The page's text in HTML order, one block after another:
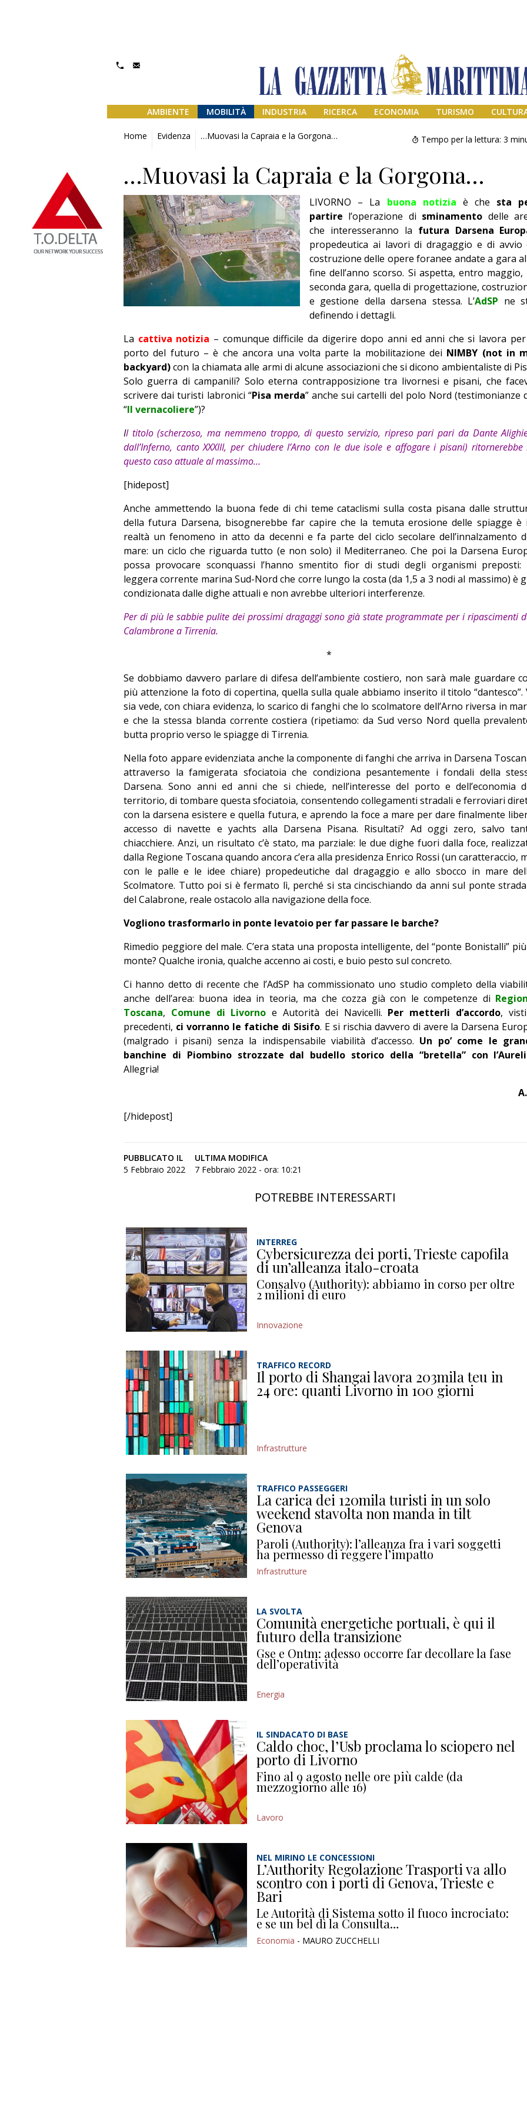
AMBIENTE MOBILITÀ INDUSTRIA RICERCA ECONOMIA TURISMO
Home Evidenza …Muovasi la Capraia e la Gorgona… Tempo per la lettura: 3
…Muovasi la Capraia e la Gorgona…
LIVORNO – La buona notizia è che sta
partire l’operazione di sminamento delle
che interesseranno la futura Darsena
propedeutica ai lavori di dragaggio e di avvio
costruzione delle opere foranee andate a gara
fine dell’anno scorso. Si aspetta, entro maggio,
seconda gara, quella di progettazione,
e gestione della darsena stessa. L’AdSP ne
definendo i dettagli.
La cattiva notizia – comunque difficile da digerire dopo anni ed anni che si lavora
porto del futuro – è che ancora una volta parte la mobilitazione dei NIMBY (not in
backyard)con la chiamata alle armi di alcune associazioni che si dicono ambientaliste di
Solo guerra di campanili? Solo eterna contrapposizione tra livornesi e pisani, che
scrivere dai turisti labronici “Pisa merda” anche sui cartelli del polo Nord (testimonianze
“Il vernacoliere”)?
Il titolo (scherzoso, ma nemmeno troppo, di questo servizio, ripreso pari pari da Dante
dall’Inferno, canto XXXIII, per chiudere l’Arno con le due isole e affogare i pisani) ritornerebbe
questo caso attuale al massimo…
[hidepost]
Anche ammettendo la buona fede di chi teme cataclismi sulla costa pisana dalle
della futura Darsena, bisognerebbe far capire che la temuta erosione delle spiagge è
realtà un fenomeno in atto da decenni e fa parte del ciclo secolare dell’innalzamento
mare: un ciclo che riguarda tutto (e non solo) il Mediterraneo. Che poi la Darsena
possa provocare sconquassi l’hanno smentito fior di studi degli organismi preposti:
leggera corrente marina Sud-Nord che corre lungo la costa (da 1,5 a 3 nodi al massimo) è
condizionata dalle dighe attuali e non avrebbe ulteriori interferenze.
Per di più le sabbie pulite dei prossimi dragaggi sono già state programmate per i ripascimenti
Calambrone a Tirrenia.
*
Se dobbiamo davvero parlare di difesa dell’ambiente costiero, non sarà male guardare
più attenzione la foto di copertina, quella sulla quale abbiamo inserito il titolo “dantesco”.
sia vede, con chiara evidenza, lo scarico di fanghi che lo scolmatore dell’Arno riversa in
e che la stessa blanda corrente costiera (ripetiamo: da Sud verso Nord quella
butta proprio verso le spiagge di Tirrenia.
Nella foto appare evidenziata anche la componente di fanghi che arriva in Darsena
attraverso la famigerata sfociatoia che condiziona pesantemente i fondali della
Darsena. Sono anni ed anni che si chiede, nell’interesse del porto e dell’economia
territorio, di tombare questa sfociatoia, consentendo collegamenti stradali e ferroviari
con la darsena esistere e quella futura, e aprendo la foce a mare per dare finalmente
accesso di navette e yachts alla Darsena Pisana. Risultati? Ad oggi zero, salvo
chiacchiere. Anzi, un risultato c’è stato, ma parziale: le due dighe fuori dalla foce,
dalla Regione Toscana quando ancora c’era alla presidenza Enrico Rossi (un caratteraccio,
con le palle e le idee chiare) propedeutiche dal dragaggio e allo sbocco in mare
Scolmatore. Tutto poi si è fermato lì, perché si sta cincischiando da anni sul ponte
del Calabrone, reale ostacolo alla navigazione della foce.
Vogliono trasformarlo in ponte levatoio per far passare le barche?
Rimedio peggiore del male. C’era stata una proposta intelligente, del “ponte Bonistalli”
monte? Qualche ironia, qualche accenno ai costi, e buio pesto sul concreto.
Ci hanno detto di recente che l’AdSP ha commissionato uno studio completo della
anche dell’area: buona idea in teoria, ma che cozza già con le competenze di
Toscana, Comune di Livorno e Autorità dei Navicelli. Per metterli d’accordo,
precedenti, ci vorranno le fatiche di Sisifo. E si rischia davvero di avere la Darsena
(malgrado i pisani) senza la indispensabile viabilità d’accesso. Un po’ come le
banchine di Piombino strozzate dal budello storico della “bretella” con
Allegria!
[/hidepost]
PUBBLICATO IL
5 Febbraio 2022
ULTIMA MODIFICA
7 Febbraio 2022 - ora: 10:21
POTREBBE INTERESSARTI
INTERREG
Cybersicurezza dei porti, Trieste capofila
di un’alleanza italo-croata
Consalvo (Authority): abbiamo in corso per oltre
2 milioni di euro
Innovazione
TRAFFICO RECORD
Il porto di Shangai lavora 203mila teu in
24 ore: quanti Livorno in 100 giorni
Infrastrutture
TRAFFICO PASSEGGERI
La carica dei 120mila turisti in un solo
weekend stavolta non manda in tilt
Genova
Paroli (Authority): l’alleanza fra i vari soggetti
ha permesso di reggere l’impatto
Infrastrutture
LA SVOLTA
Comunità energetiche portuali, è qui il
futuro della transizione
Gse e Ontm: adesso occorre far decollare la fase
dell’operatività
Energia
IL SINDACATO DI BASE
Caldo choc, l’Usb proclama lo sciopero nel
porto di Livorno
Fino al 9 agosto nelle ore più calde (da
mezzogiorno alle 16)
Lavoro
NEL MIRINO LE CONCESSIONI
L’Authority Regolazione Trasporti va allo
scontro con i porti di Genova, Trieste e
Bari
Le Autorità di Sistema sotto il fuoco incrociato:
e se un bel dì la Consulta…
Economia - MAURO ZUCCHELLI
Addio amico
Giorgio
Editoriale